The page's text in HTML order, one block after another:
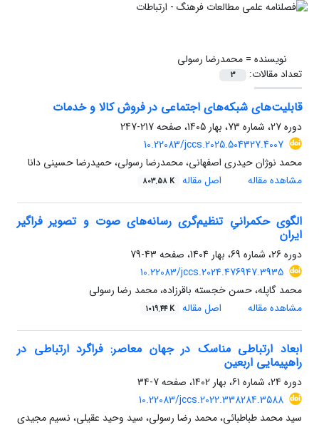
نویسنده =محمدرضا رسولی
تعداد مقالات:
3
قابلیت‌های شبکه‌های اجتماعی در فروش کالا و خدمات
دوره 27، شماره 73، بهار 1405، صفحه
217-247
10.22083/jccs.2025.504327.4007
محمد نوژان حیدری اصفهانی، محمدرضا رسولی، حمیدرضا حسینی دانا
مشاهده مقاله
اصل مقاله 803.58 K
الگوی حکمرانیِ تنظیم‌گری رسانه‌های صوت و تصویر فراگیر
ایران
دوره 26، شماره 69، بهار 1404، صفحه
43-79
10.22083/jccs.2024.476947.3935
محمد گاپله، حسن خجسته باقرزاده، محمد رضا رسولی
مشاهده مقاله
اصل مقاله 1019.44 K
ابعاد ارتباطی مناسک در جهان معاصر: فراگرد ارتباطی در
راهپیمایی اربعین
دوره 24، شماره 61، بهار 1402، صفحه
7-34
10.22083/jccs.2022.338284.3588
سید محمد طباطبائی، محمد رضا رسولی، سید وحید عقیلی، نسیم مجیدی